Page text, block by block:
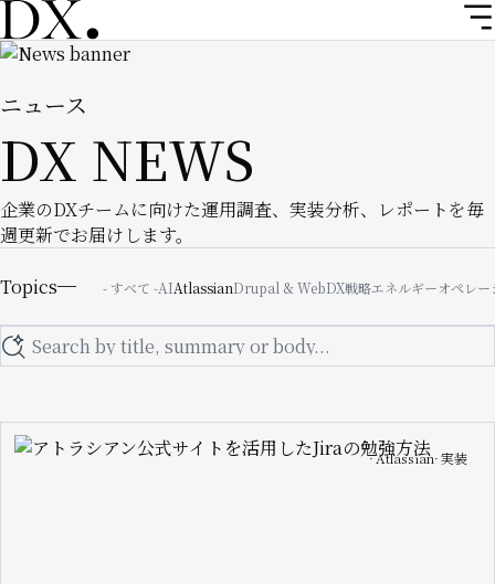
メ
イ
ン
ン
テ
に
移
ニュース
DX NEWS
企業のDXチームに向けた運用調査、実装分析、レポートを毎
週更新でお届けします。
Image
Topics - すべて -AIAtlassianDrupal & WebDX戦略エネルギーオペレー
Search
Image Atlassian 実装